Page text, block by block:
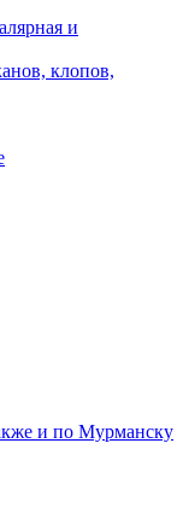
и
клопов,
и по Мурманску